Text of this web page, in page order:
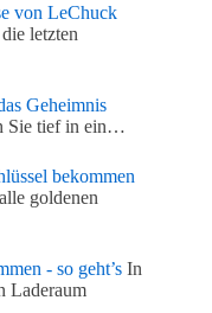
von LeChuck
letzten
Geheimnis
Sie tief in ein…
bekommen
goldenen
- so geht’s In
Laderaum